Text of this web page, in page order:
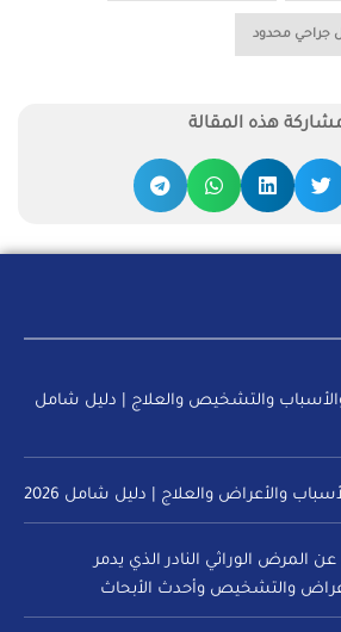
جراحي محدود
هذه المقالة
والتشخيص والعلاج | دليل شامل
والأعراض والعلاج | دليل شامل 2026
7 حقائق عن المرض الوراثي النادر الذي يدمر
والتشخيص وأحدث الأبحاث